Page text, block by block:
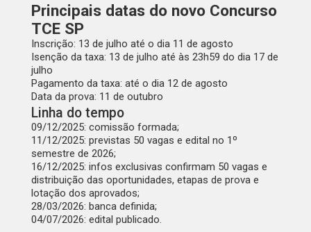
Principais datas do novo Concurso
TCE SP
Inscrição: 13 de julho até o dia 11 de agosto
Isenção da taxa: 13 de julho até às 23h59 do dia 17 de
julho
Pagamento da taxa: até o dia 12 de agosto
Data da prova: 11 de outubro
Linha do tempo
09/12/2025: comissão formada;
11/12/2025: previstas 50 vagas e edital no 1º
semestre de 2026;
16/12/2025: infos exclusivas confirmam 50 vagas e
distribuição das oportunidades, etapas de prova e
lotação dos aprovados;
28/03/2026: banca definida;
04/07/2026: edital publicado.